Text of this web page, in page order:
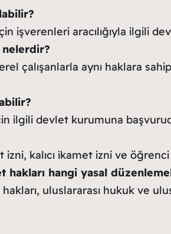
işverenleri aracılığıyla ilgili
nelerdir?
çalışanlarla aynı haklara
ilgili devlet kurumuna
kalıcı ikamet izni ve
hakları hangi yasal
uluslararası hukuk ve